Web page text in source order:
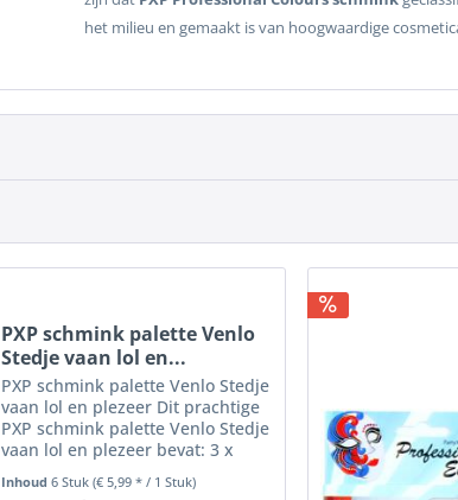
het milieu en gemaakt is van hoogwaardige
PXP schmink palette Venlo
Stedje vaan lol en...
PXP schmink palette Venlo Stedje
vaan lol en plezeer Dit prachtige
PXP schmink palette Venlo Stedje
vaan lol en plezeer bevat: 3 x
geel 3 x 3.5 gram 1 x Splitcake
Inhoud6 Stuk(€ 5,99 * / 1 Stuk)